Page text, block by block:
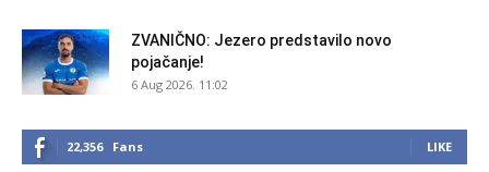
ZVANIČNO: Jezero predstavilo novo
pojačanje!
6 Aug 2026. 11:02
22,356 Fans LIKE